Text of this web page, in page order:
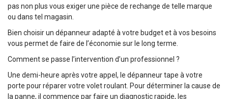
pas non plus vous exiger une pièce de rechange de telle marque
ou dans tel magasin.
Bien choisir un dépanneur adapté à votre budget et à vos besoins
vous permet de faire de l’économie sur le long terme.
Comment se passe l’intervention d’un professionnel ?
Une demi-heure après votre appel, le dépanneur tape à votre
porte pour réparer votre volet roulant. Pour déterminer la cause de
la panne, il commence par faire un diagnostic rapide, les